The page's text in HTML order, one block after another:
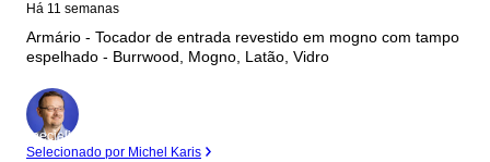
Há 11 semanas
Armário - Tocador de entrada revestido em mogno com tampo
espelhado - Burrwood, Mogno, Latão, Vidro
Especialista
Selecionado por Michel Karis